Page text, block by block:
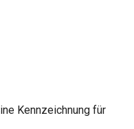
Kennzeichnung für